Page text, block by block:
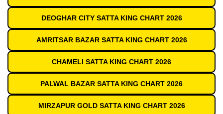
DEOGHAR CITY SATTA KING CHART 2026
AMRITSAR BAZAR SATTA KING CHART 2026
CHAMELI SATTA KING CHART 2026
PALWAL BAZAR SATTA KING CHART 2026
MIRZAPUR GOLD SATTA KING CHART 2026